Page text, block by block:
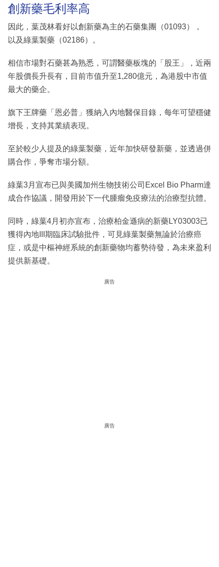
創新藥毛利率高
因此，葉茂林看好以創新藥為主的石藥集團（01093），
以及綠葉製藥（02186）。
相信市場對石藥甚為熟悉，可謂醫藥板塊的「股王」，近兩
年股價長升長有，目前市值升至1,280億元，為港股中市值
最大的藥企。
旗下王牌藥「恩必普」獲納入內地醫保目錄，每年可望穩健
增長，支持其業績表現。
至於較少人提及的綠葉製藥，近年加快研發新藥，並透過併
購合作，爭奪市場分額。
綠葉3月宣布已與美國加州生物技術公司Excel Bio Pharm達
成合作協議，開發用於下一代腫瘤免疫療法的治療型抗體。
同時，綠葉4月初亦宣布，治療柏金遜病的新藥LY03003已
獲得內地III期臨床試驗批件，可見綠葉製藥無論於治療癌
症，或是中樞神經系統的創新藥物均蓄勢待發，為未來盈利
提供新基礎。
廣告
廣告